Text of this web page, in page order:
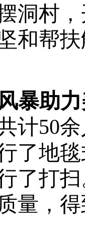
洞村
和帮
暴助
计50
了地
了打
量，